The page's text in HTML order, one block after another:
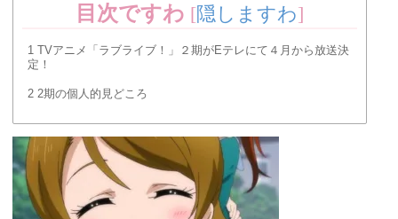
目次ですわ [隠しますわ]
1 TVアニメ「ラブライブ！」２期がEテレにて４月から放送決
定！
2 2期の個人的見どころ